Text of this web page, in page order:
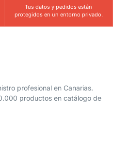
Tus datos y pedidos están
protegidos en un entorno privado.
profesional en Canarias.
productos en catálogo de